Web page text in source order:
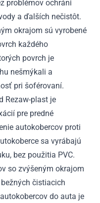
problémov ochráni
a ďalších nečistôt.
okrajom sú vyrobené
každého
povrch je
nešmýkali a
pri šoférovaní.
Rezaw-plast je
pre predné
autokobercov proti
sa vyrábajú
bez použitia PVC.
so zvýšeným okrajom
čistiacich
do auta je